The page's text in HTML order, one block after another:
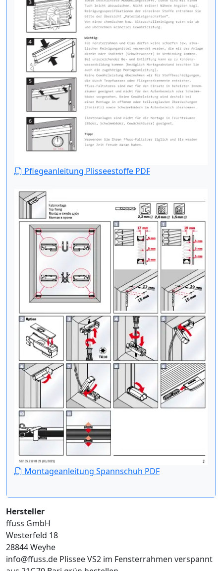
Pflegeanleitung Plisseestoffe PDF
Montageanleitung Spannschuh PDF
Hersteller
ffuss GmbH
Westerfeld 18
28844 Weyhe
info@ffuss.de Plissee VS2 im Fensterrahmen verspannt